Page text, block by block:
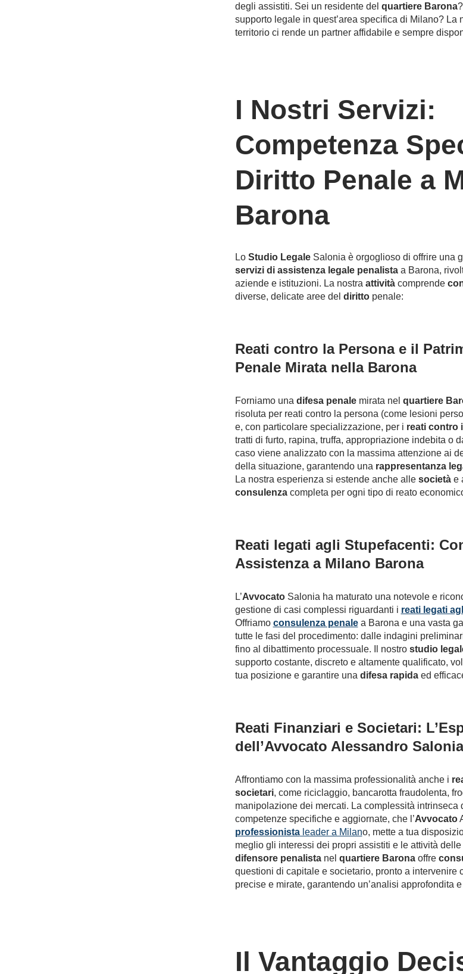
degli assistiti. Sei un residente del quartiere Barona
supporto legale in quest’area specifica di Milano? La
territorio ci rende un partner affidabile e sempre
I Nostri Servizi:
Competenza
Diritto Penale a
Barona
Lo Studio LegaleSalonia è orgoglioso di offrire una
servizi di assistenza legale penalistaa Barona,
aziende e istituzioni. La nostra attivitàcomprende
diverse, delicate aree del dirittopenale:
Reati contro la Persona e il
Penale Mirata nella Barona
Forniamo una difesa penalemirata nel quartiere
risoluta per reati contro la persona (come lesioni
e, con particolare specializzazione, per i reati contro
tratti di furto, rapina, truffa, appropriazione indebita o
caso viene analizzato con la massima attenzione ai
della situazione, garantendo una rappresentanza
La nostra esperienza si estende anche alle societàe
consulenzacompleta per ogni tipo di reato
Reati legati agli Stupefacenti:
Assistenza a Milano Barona
L’AvvocatoSalonia ha maturato una notevole e
gestione di casi complessi riguardanti i reati legati
Offriamo consulenza penalea Barona e una vasta
tutte le fasi del procedimento: dalle indagini
fino al dibattimento processuale. Il nostro studio
supporto costante, discreto e altamente qualificato,
tua posizione e garantire una difesa rapidaed
Reati Finanziari e Societari:
dell’Avvocato Alessandro Salonia
Affrontiamo con la massima professionalità anche i
societari, come riciclaggio, bancarotta fraudolenta,
manipolazione dei mercati. La complessità intrinseca
competenze specifiche e aggiornate, che l’Avvocato
professionistaleader a Milano, mette a tua
meglio gli interessi dei propri assistiti e le attività
difensore penalistanel quartiere Baronaoffre
questioni di capitale e societario, pronto a intervenire
precise e mirate, garantendo un’analisi approfondita
Il Vantaggio